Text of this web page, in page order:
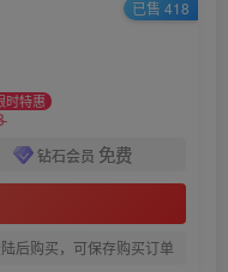
时特惠
钻石会员 免费
后购买，可保存购买订单
已售 418